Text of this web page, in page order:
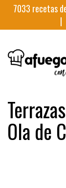
7033 recetas
|
Ola de